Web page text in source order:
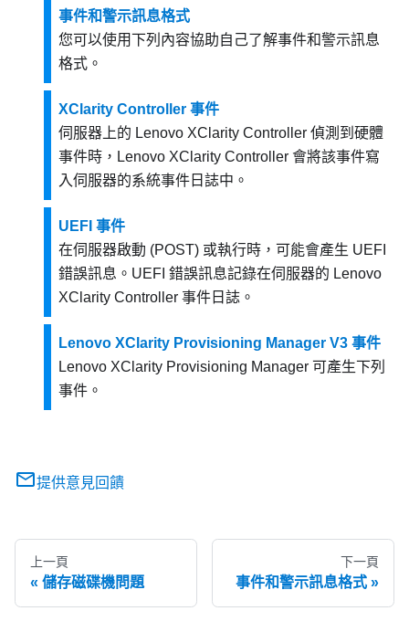
事件和警示訊息格式
您可以使用下列內容協助自己了解事件和警示訊息
格式。
XClarity Controller 事件
伺服器上的 Lenovo XClarity Controller 偵測到硬體
事件時， Lenovo XClarity Controller 會將該事件寫
入伺服器的系統事件日誌中。
UEFI 事件
在伺服器啟動 (POST) 或執行時，可能會產生 UEFI
錯誤訊息。UEFI 錯誤訊息記錄在伺服器的 Lenovo
XClarity Controller 事件日誌。
Lenovo XClarity Provisioning Manager V3 事件
Lenovo XClarity Provisioning Manager 可產生下列
事件。
提供意見回饋
上一頁
儲存磁碟機問題
下一頁
事件和警示訊息格式